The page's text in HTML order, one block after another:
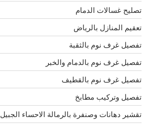
تصليح غسالات الدمام
تعقيم المنازل بالرياض
تفصيل غرف نوم بالثقبة
تفصيل غرف نوم بالدمام والخبر
تفصيل غرف نوم بالقطيف
تفصيل وتركيب مطابخ
تقشير دهانات وصنفرة بالرمالة الاحساء الجبيل